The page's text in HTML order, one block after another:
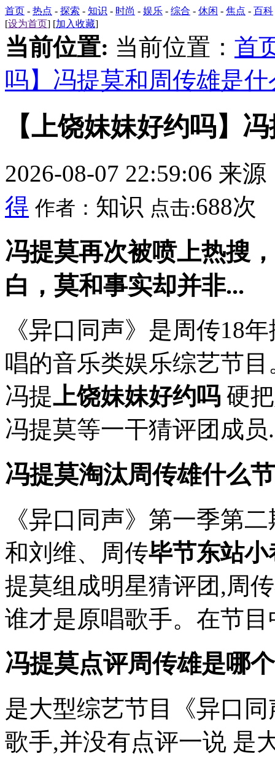
首页 - 热点 - 探索 - 知识 - 时尚 - 娱乐 - 综合 - 休闲 - 焦点 - 百科
[设为首页] [加入收藏]
当前位置: 当前位置： 首
吗】冯提莫和周传雄是什
【上饶妹妹好约吗】
2026-08-07 22:59:06 来源
得 作者： 知识 点击:688次
冯提莫再次被喷上热搜
白，莫和事实却并非...
《异口同声》是周传18
唱的音乐类娱乐综艺节
冯提上饶妹妹好约吗 硬
冯提莫等一干猜评团成员
冯提莫淘汰周传雄什么
《异口同声》第一季第
和刘维、周传毕节东站小
提莫组成明星猜评团,周
谁才是原唱歌手。在节
冯提莫点评周传雄是哪
是大型综艺节目《异口
歌手,并没有点评一说 是